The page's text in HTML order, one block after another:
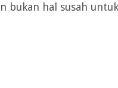
bukan hal susah